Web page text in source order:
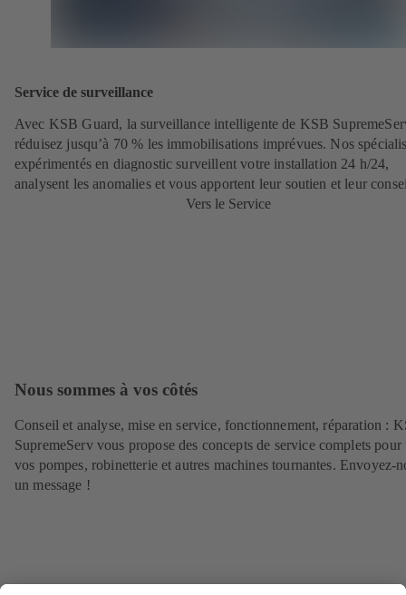
Service de surveillance
Avec KSB Guard, la surveillance intelligente de KSB
réduisez jusqu’à 70 % les immobilisations imprévues. Nos
expérimentés en diagnostic surveillent votre installation 24 h/24,
analysent les anomalies et vous apportent leur soutien et leur
Vers le Service
Nous sommes à vos côtés
Conseil et analyse, mise en service, fonctionnement, réparation :
SupremeServ vous propose des concepts de service complets pour
vos pompes, robinetterie et autres machines tournantes. Envoyez-
un message !